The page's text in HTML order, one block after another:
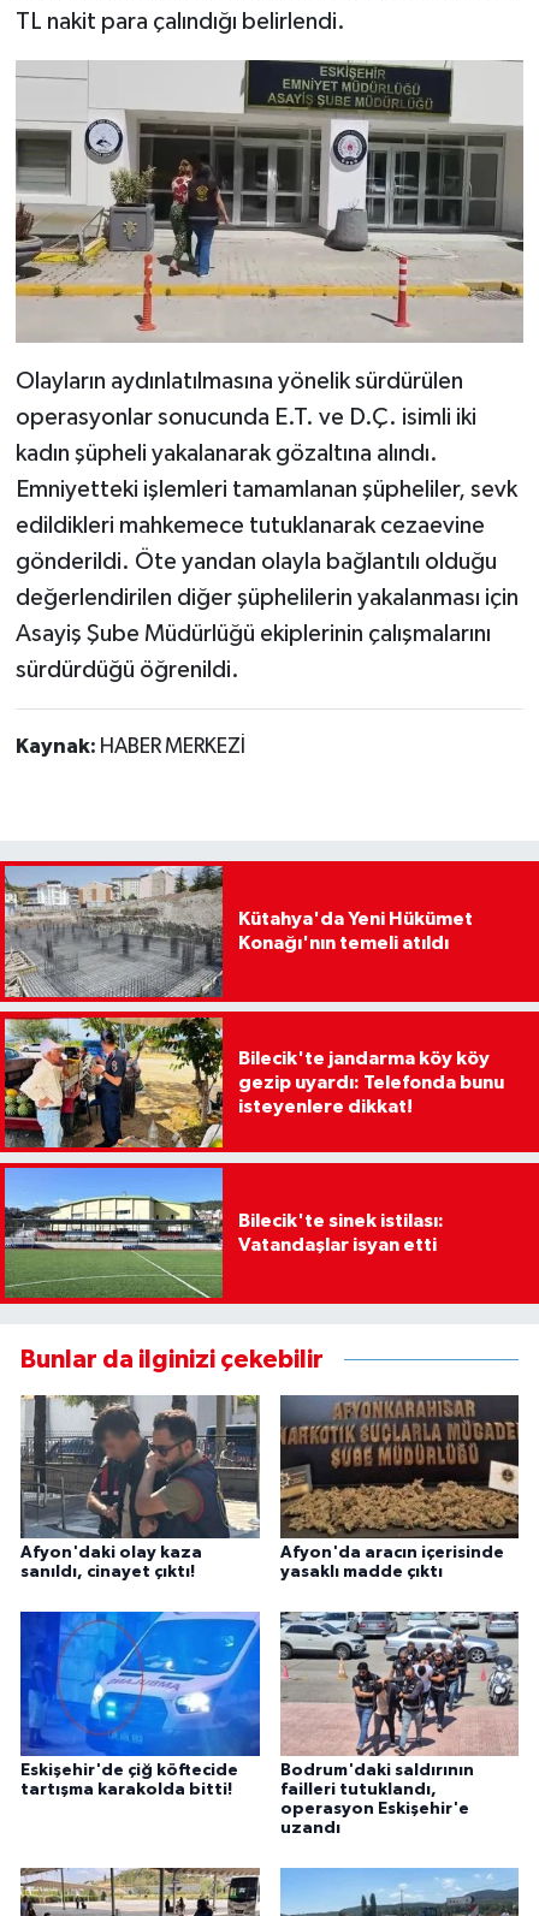
TL nakit para çalındığı belirlendi.
Olayların aydınlatılmasına yönelik sürdürülen
operasyonlar sonucunda E.T. ve D.Ç. isimli iki
kadın şüpheli yakalanarak gözaltına alındı.
Emniyetteki işlemleri tamamlanan şüpheliler, sevk
edildikleri mahkemece tutuklanarak cezaevine
gönderildi. Öte yandan olayla bağlantılı olduğu
değerlendirilen diğer şüphelilerin yakalanması için
Asayiş Şube Müdürlüğü ekiplerinin çalışmalarını
sürdürdüğü öğrenildi.
Kaynak: HABER MERKEZİ
Kütahya'da Yeni Hükümet
Konağı'nın temeli atıldı
Bilecik'te jandarma köy köy
gezip uyardı: Telefonda bunu
isteyenlere dikkat!
Bilecik'te sinek istilası:
Vatandaşlar isyan etti
Bunlar da ilginizi çekebilir
Afyon'daki olay kaza
sanıldı, cinayet çıktı!
Afyon'da aracın içerisinde
yasaklı madde çıktı
Eskişehir'de çiğ köftecide
tartışma karakolda bitti!
Bodrum'daki saldırının
failleri tutuklandı,
operasyon Eskişehir'e
uzandı